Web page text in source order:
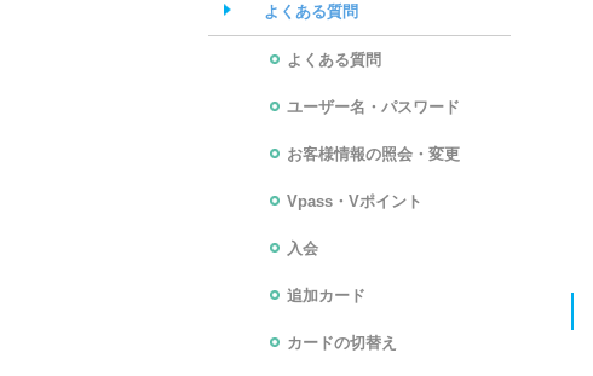
よくある質問
よくある質問
ユーザー名・パスワード
お客様情報の照会・変更
Vpass・Vポイント
入会
追加カード
カードの切替え